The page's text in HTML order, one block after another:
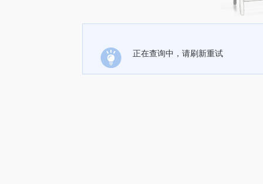
正在查询中，请刷新重试